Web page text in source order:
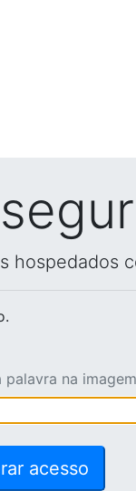
hospedados
palavra na